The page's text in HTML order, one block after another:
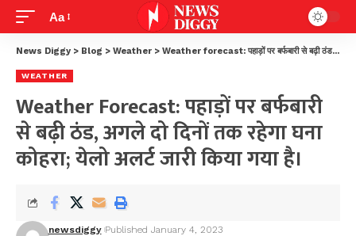
Aa
News Diggy > Blog > Weather > Weather forecast: पहाड़ों पर बर्फबारी से बढ़ी ठंड, अगले दो दिनों तक रहेगा घना कोहरा; येलो अलर्ट जारी किया गया है।
WEATHER
Weather Forecast: पहाड़ों पर बर्फबारी
से बढ़ी ठंड, अगले दो दिनों तक रहेगा घना
कोहरा; येलो अलर्ट जारी किया गया है।
newsdiggy Published January 4, 2023